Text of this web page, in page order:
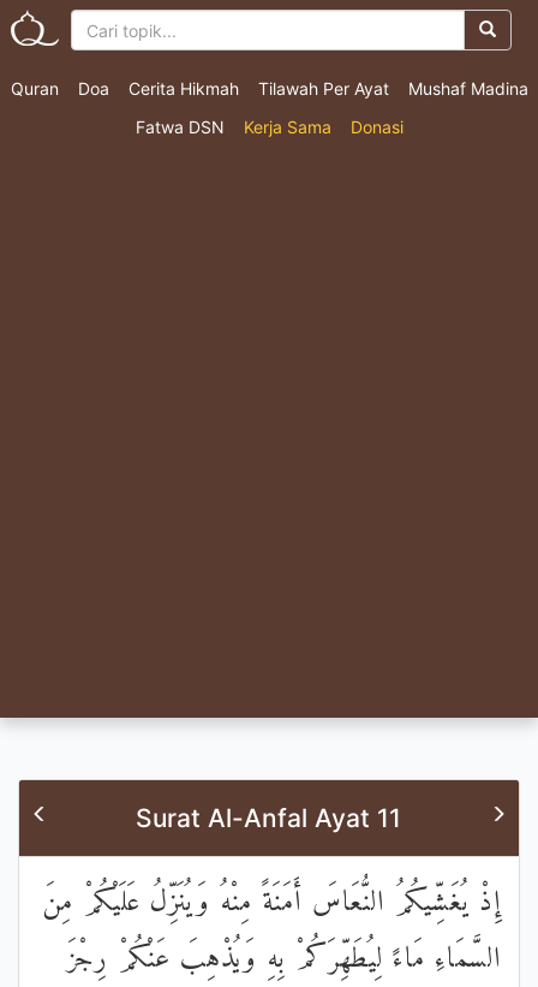
Quran Doa Cerita Hikmah Tilawah Per Ayat
Mushaf Madina
Fatwa DSN
Kerja Sama Donasi
Surat Al-Anfal Ayat 11
إِذْ يُغَشِّيكُمُ النُّعَاسَ أَمَنَةً مِنْهُ وَيُنَزِّلُ عَلَيْكُمْ مِنَ
السَّمَاءِ مَاءً لِيُطَهِّرَكُمْ بِهِ وَيُذْهِبَ عَنْكُمْ رِجْزَ